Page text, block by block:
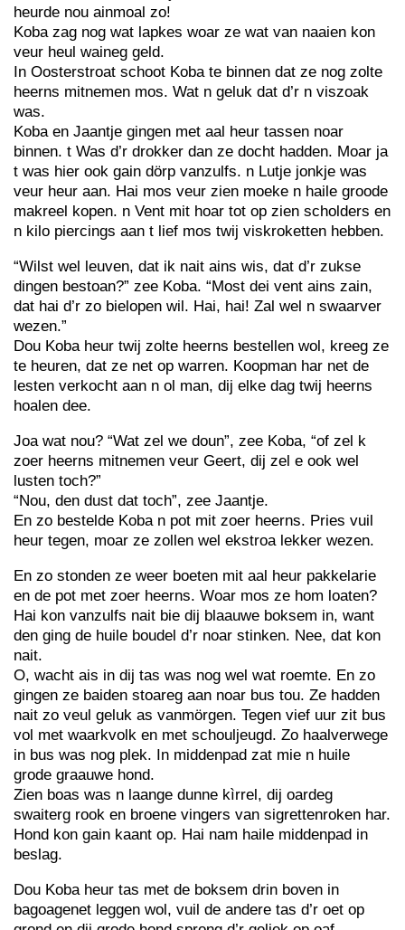
heurde nou ainmoal zo!
Koba zag nog wat lapkes woar ze wat van naaien kon
veur heul waineg geld.
In Oosterstroat schoot Koba te binnen dat ze nog zolte
heerns mitnemen mos. Wat n geluk dat d’r n viszoak
was.
Koba en Jaantje gingen met aal heur tassen noar
binnen. t Was d’r drokker dan ze docht hadden. Moar ja
t was hier ook gain dörp vanzulfs. n Lutje jonkje was
veur heur aan. Hai mos veur zien moeke n haile groode
makreel kopen. n Vent mit hoar tot op zien scholders en
n kilo piercings aan t lief mos twij viskroketten hebben.
“Wilst wel leuven, dat ik nait ains wis, dat d’r zukse
dingen bestoan?” zee Koba. “Most dei vent ains zain,
dat hai d’r zo bielopen wil. Hai, hai! Zal wel n swaarver
wezen.”
Dou Koba heur twij zolte heerns bestellen wol, kreeg ze
te heuren, dat ze net op warren. Koopman har net de
lesten verkocht aan n ol man, dij elke dag twij heerns
hoalen dee.
Joa wat nou? “Wat zel we doun”, zee Koba, “of zel k
zoer heerns mitnemen veur Geert, dij zel e ook wel
lusten toch?”
“Nou, den dust dat toch”, zee Jaantje.
En zo bestelde Koba n pot mit zoer heerns. Pries vuil
heur tegen, moar ze zollen wel ekstroa lekker wezen.
En zo stonden ze weer boeten mit aal heur pakkelarie
en de pot met zoer heerns. Woar mos ze hom loaten?
Hai kon vanzulfs nait bie dij blaauwe boksem in, want
den ging de huile boudel d’r noar stinken. Nee, dat kon
nait.
O, wacht ais in dij tas was nog wel wat roemte. En zo
gingen ze baiden stoareg aan noar bus tou. Ze hadden
nait zo veul geluk as vanmörgen. Tegen vief uur zit bus
vol met waarkvolk en met schouljeugd. Zo haalverwege
in bus was nog plek. In middenpad zat mie n huile
grode graauwe hond.
Zien boas was n laange dunne kìrrel, dij oardeg
swaiterg rook en broene vingers van sigrettenroken har.
Hond kon gain kaant op. Hai nam haile middenpad in
beslag.
Dou Koba heur tas met de boksem drin boven in
bagoagenet leggen wol, vuil de andere tas d’r oet op